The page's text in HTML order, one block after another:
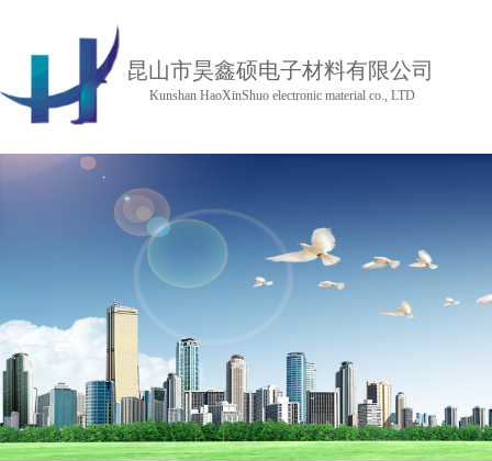
昆山市昊鑫硕电子材料有限公司
Kunshan HaoXinShuo electronic material co., LTD